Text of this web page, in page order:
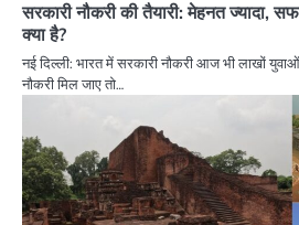
सरकारी नौकरी की तैयारी: मेहनत
क्या है?
नई दिल्ली: भारत में सरकारी नौकरी आज भी लाखों
नौकरी मिल जाए तो…